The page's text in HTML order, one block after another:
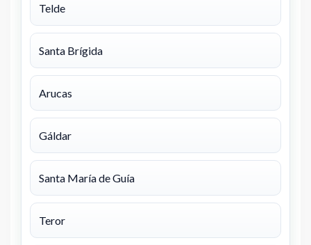
Telde
Santa Brígida
Arucas
Gáldar
Santa María de Guía
Teror